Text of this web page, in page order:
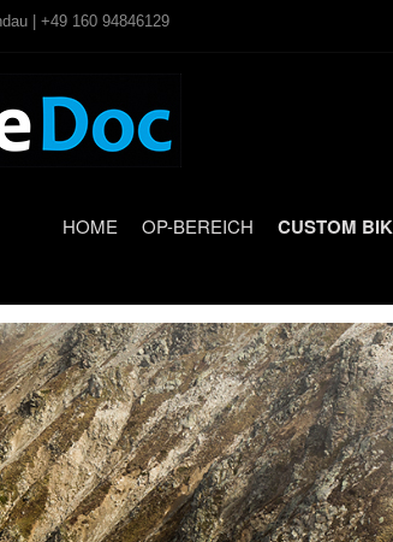
| +49 160 94846129
HOME OP-BEREICH CUSTOM